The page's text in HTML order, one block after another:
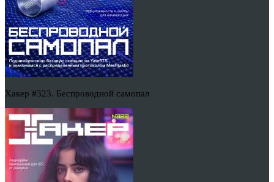
Хакер #323. Беспроводной самопал